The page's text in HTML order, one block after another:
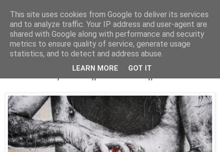
Parakato.gr
«Αίμα» ζητούν οι δανειστές: Τα μέτρα
του επικαιροποιημένου Μνημονίου
This site uses cookies from Google to deliver its services
and to analyze traffic. Your IP address and user-agent are
shared with Google along with performance and security
metrics to ensure quality of service, generate usage
statistics, and to detect and address abuse.
LEARN MORE GOT IT